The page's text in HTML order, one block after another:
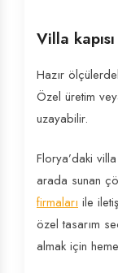
Villa
Hazır
Özel üretim
uzayabilir.
Florya’daki
arada sunan
firmaları ile
özel tasarım
almak için